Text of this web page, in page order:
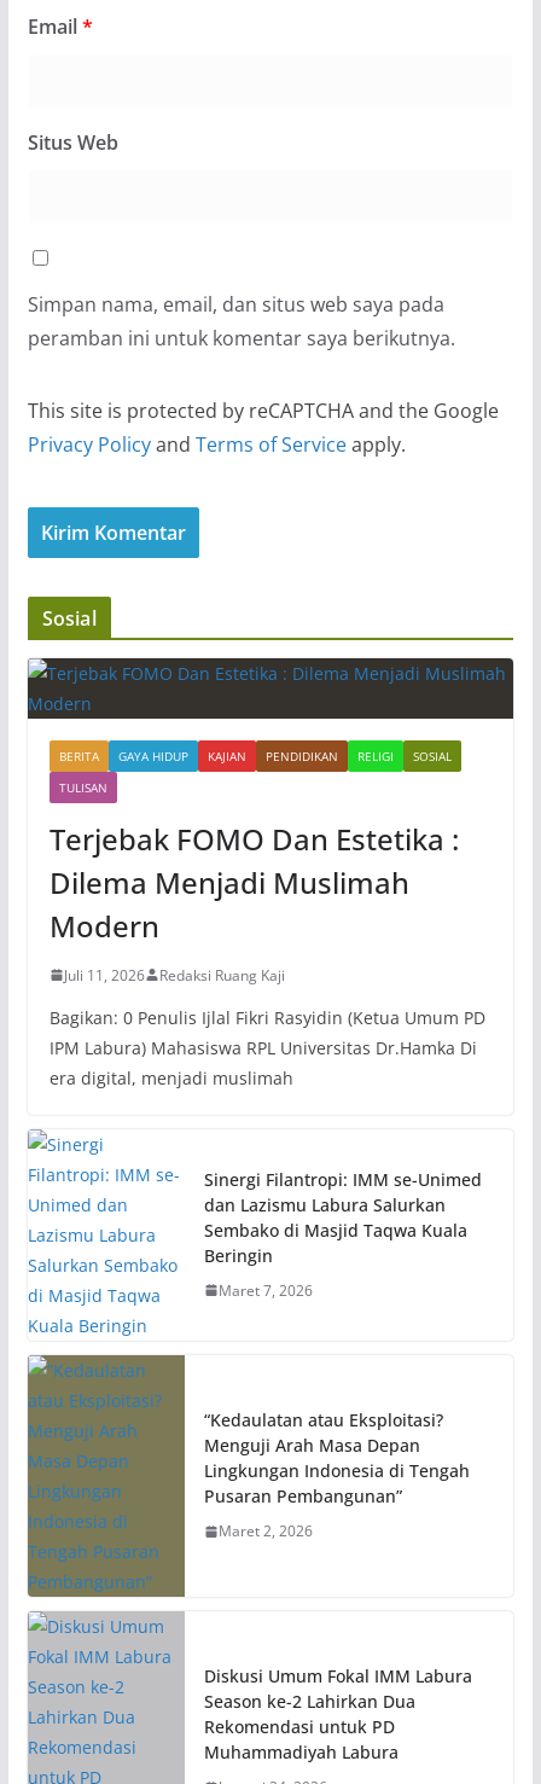
Email*
Situs Web
Simpan nama, email, dan situs web saya pada
peramban ini untuk komentar saya berikutnya.
This site is protected by reCAPTCHA and the Google
Privacy Policyand Terms of Serviceapply.
Sosial
BERITA GAYA HIDUP KAJIAN PENDIDIKAN RELIGI
SOSIAL
TULISAN
Terjebak FOMO Dan Estetika :
Dilema Menjadi Muslimah
Modern
Juli 11, 2026 Redaksi Ruang Kaji
Bagikan: 0 Penulis Ijlal Fikri Rasyidin (Ketua Umum PD
IPM Labura) Mahasiswa RPL Universitas Dr.Hamka Di
era digital, menjadi muslimah
Sinergi Filantropi: IMM se-Unimed
dan Lazismu Labura Salurkan
Sembako di Masjid Taqwa Kuala
Beringin
Maret 7, 2026
“Kedaulatan atau Eksploitasi?
Menguji Arah Masa Depan
Lingkungan Indonesia di Tengah
Pusaran Pembangunan”
Maret 2, 2026
Diskusi Umum Fokal IMM Labura
Season ke-2 Lahirkan Dua
Rekomendasi untuk PD
Muhammadiyah Labura